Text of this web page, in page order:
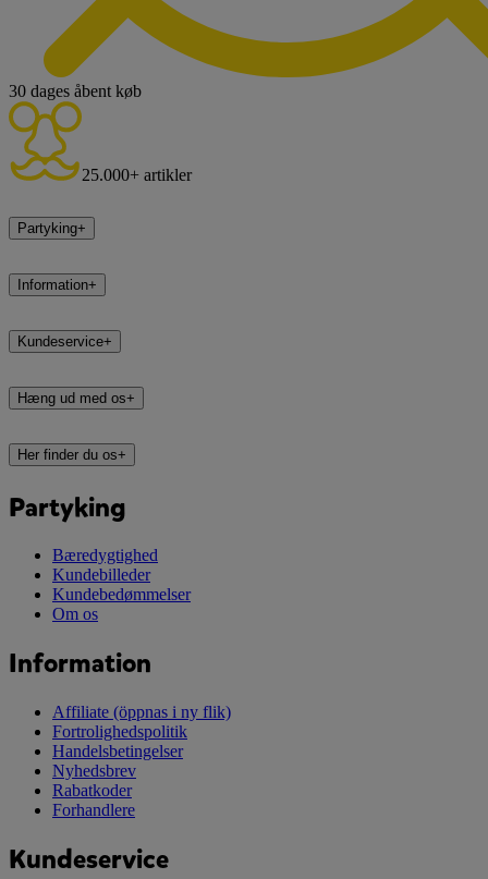
30 dages åbent køb
25.000+ artikler
Partyking+
Information+
Kundeservice+
Hæng ud med os+
Her finder du os+
Partyking
Bæredygtighed
Kundebilleder
Kundebedømmelser
Om os
Information
Affiliate (öppnas i ny flik)
Fortrolighedspolitik
Handelsbetingelser
Nyhedsbrev
Rabatkoder
Forhandlere
Kundeservice